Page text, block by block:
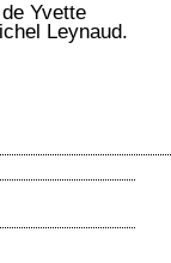
Yvette
Leynaud.